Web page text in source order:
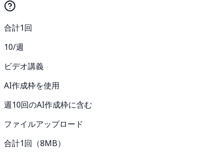
合計1回
10/週
ビデオ講義
AI作成枠を使用
週10回のAI作成枠に含む
ファイルアップロード
合計1回（8MB）